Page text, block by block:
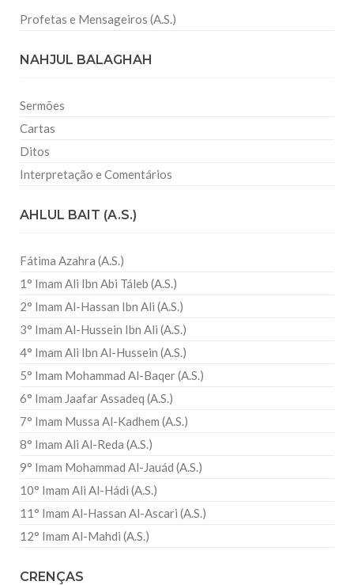
Profetas e Mensageiros (A.S.)
NAHJUL BALAGHAH
Sermões
Cartas
Ditos
Interpretação e Comentários
AHLUL BAIT (A.S.)
Fátima Azahra (A.S.)
1° Imam Ali Ibn Abi Táleb (A.S.)
2° Imam Al-Hassan Ibn Ali (A.S.)
3° Imam Al-Hussein Ibn Ali (A.S.)
4° Imam Ali Ibn Al-Hussein (A.S.)
5° Imam Mohammad Al-Baqer (A.S.)
6° Imam Jaafar Assadeq (A.S.)
7° Imam Mussa Al-Kadhem (A.S.)
8° Imam Ali Al-Reda (A.S.)
9° Imam Mohammad Al-Jauád (A.S.)
10° Imam Ali Al-Hádi (A.S.)
11° Imam Al-Hassan Al-Ascari (A.S.)
12° Imam Al-Mahdi (A.S.)
CRENÇAS